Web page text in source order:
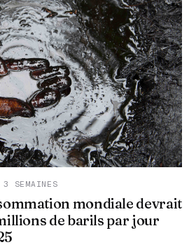
SEMAINES
mondiale devrait
de barils par jour